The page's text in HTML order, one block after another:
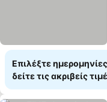
Επιλέξτε
δείτε τις ακριβείς